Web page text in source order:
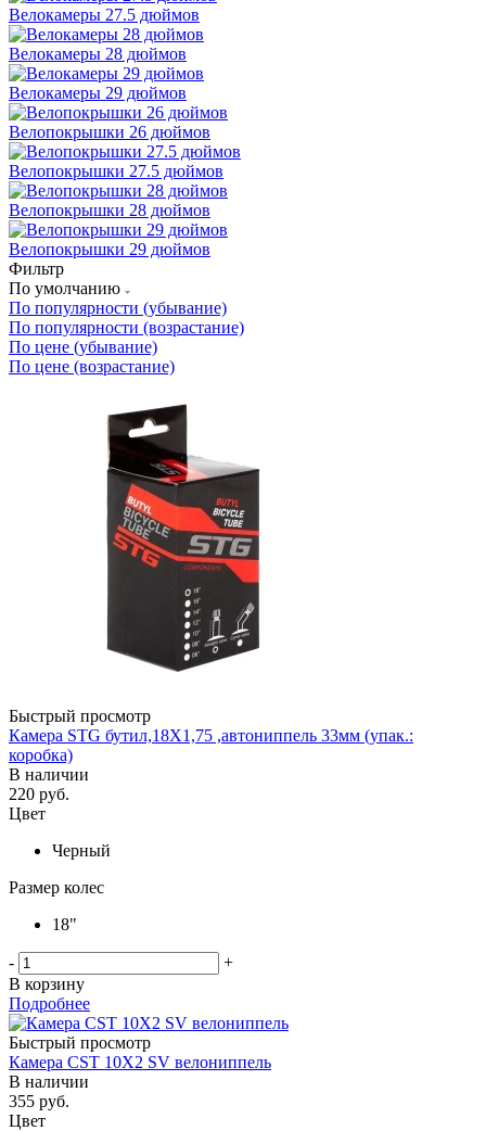
Велокамеры 27.5 дюймов
Велокамеры 28 дюймов
Велокамеры 29 дюймов
Велопокрышки 26 дюймов
Велопокрышки 27.5 дюймов
Велопокрышки 28 дюймов
Велопокрышки 29 дюймов
Фильтр
По умолчанию
По популярности (убывание)
По популярности (возрастание)
По цене (убывание)
По цене (возрастание)
Быстрый просмотр
Камера STG бутил,18Х1,75 ,автониппель 33мм (упак.:
коробка)
В наличии
220 руб.
Цвет
Черный
Размер колес
18"
-
+
В корзину
Подробнее
Быстрый просмотр
Камера CST 10Х2 SV велониппель
В наличии
355 руб.
Цвет